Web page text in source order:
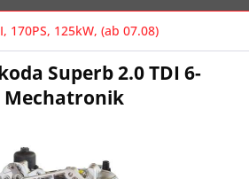
170PS, 125kW, (ab 07.08)
Superb 2.0 TDI 6-
Mechatronik